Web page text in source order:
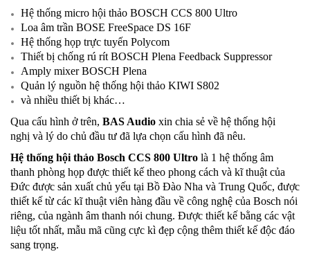
Hệ thống micro hội thảo BOSCH CCS 800 Ultro
Loa âm trần BOSE FreeSpace DS 16F
Hệ thống họp trực tuyến Polycom
Thiết bị chống rú rít BOSCH Plena Feedback Suppressor
Amply mixer BOSCH Plena
Quản lý nguồn hệ thống hội thảo KIWI S802
và nhiều thiết bị khác…
Qua cấu hình ở trên, BAS Audio xin chia sẻ về hệ thống hội
nghị và lý do chủ đầu tư đã lựa chọn cấu hình đã nêu.
Hệ thống hội thảo Bosch CCS 800 Ultro là 1 hệ thống âm
thanh phòng họp được thiết kế theo phong cách và kĩ thuật của
Đức được sản xuất chủ yếu tại Bồ Đào Nha và Trung Quốc, được
thiết kế từ các kĩ thuật viên hàng đầu về công nghệ của Bosch nói
riêng, của ngành âm thanh nói chung. Được thiết kế bằng các vật
liệu tốt nhất, mẫu mã cũng cực kì đẹp cộng thêm thiết kế độc đáo
sang trọng.